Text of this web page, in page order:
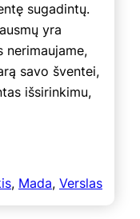
sugadintų.
yra
nerimaujame,
savo šventei,
išsirinkimu,
, Mada, Verslas